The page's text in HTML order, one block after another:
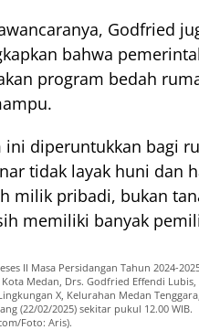
Godfried
bahwa
program bedah
ini diperuntukkan bagi
tidak layak huni dan
milik pribadi, bukan
memiliki banyak
II Masa Persidangan Tahun 2024-
Kota Medan, Drs. Godfried Effendi
X, Kelurahan Medan
(22/02/2025) sekitar pukul 12.00 WIB.
Foto: Aris).